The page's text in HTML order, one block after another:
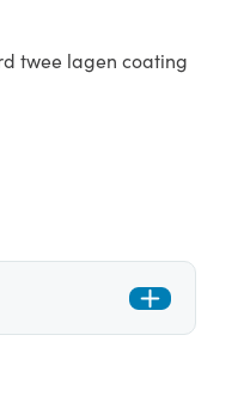
twee lagen coating